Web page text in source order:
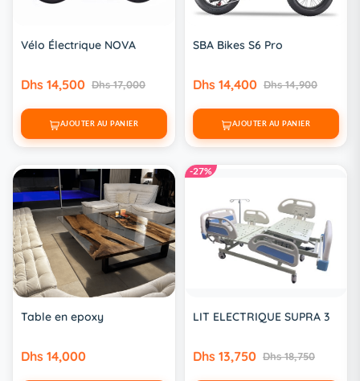
Vélo Électrique NOVA
Dhs 14,500 Dhs 17,000
AJOUTER AU PANIER
SBA Bikes S6 Pro
Dhs 14,400 Dhs 14,900
AJOUTER AU PANIER
Table en epoxy
Dhs 14,000
-27%
LIT ELECTRIQUE SUPRA 3
Dhs 13,750 Dhs 18,750